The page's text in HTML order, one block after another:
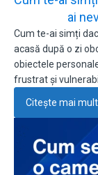
ai
Cum te-ai simți
acasă după o zi
obiectele
frustrat și
Citește mai mult